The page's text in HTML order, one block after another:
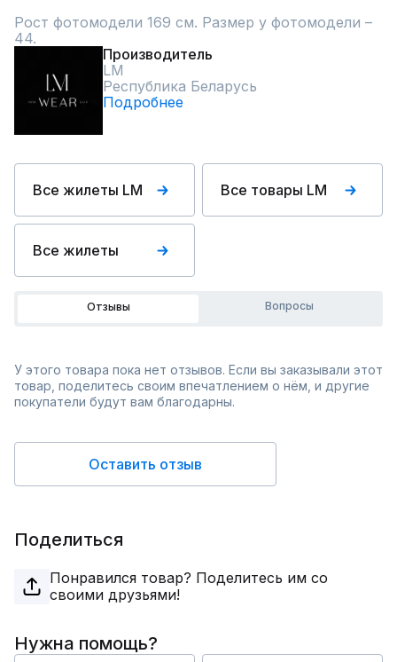
Рост фотомодели 169 см. Размер у фотомодели –
44.
Производитель
LM
Республика Беларусь
Подробнее
Все жилеты LM Все товары LM
Все жилеты
Отзывы Вопросы
У этого товара пока нет отзывов. Если вы заказывали этот
товар, поделитесь своим впечатлением о нём, и другие
покупатели будут вам благодарны.
Оставить отзыв
Поделиться
Понравился товар? Поделитесь им со
своими друзьями!
Нужна помощь?